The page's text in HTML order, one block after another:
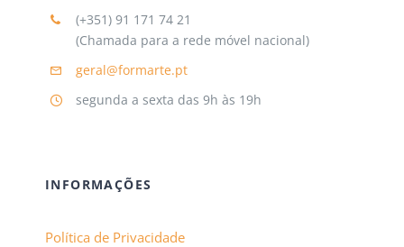
(+351) 91 171 74 21
(Chamada para a rede móvel nacional)
geral@formarte.pt
segunda a sexta das 9h às 19h
INFORMAÇÕES
Política de Privacidade